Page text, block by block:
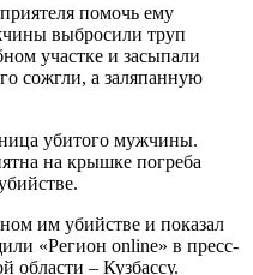
помочь ему
выбросили труп
участке и засыпали
сожгли, а заляпанную
убитого мужчины.
на крышке погреба
им убийстве и показал
«Регион online» в пресс-
– Кузбассу.